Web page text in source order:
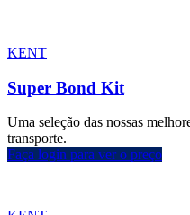
KENT
Super Bond Kit
Uma seleção das nossas
transporte.
Faça login para ver o preço